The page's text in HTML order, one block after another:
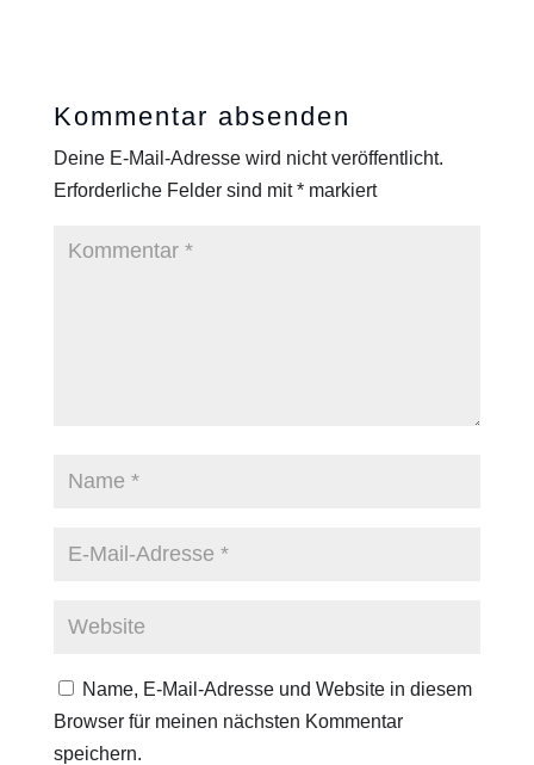
Kommentar absenden
Deine E-Mail-Adresse wird nicht veröffentlicht.
Erforderliche Felder sind mit*markiert
Name, E-Mail-Adresse und Website in diesem
Browser für meinen nächsten Kommentar
speichern.